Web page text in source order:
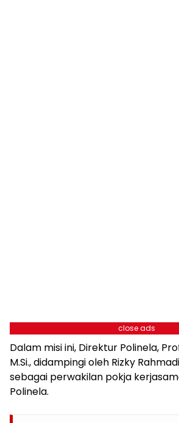
close ads
Dalam misi ini, Direktur Polinela,
M.Si., didampingi oleh Rizky Rahmadi,
sebagai perwakilan pokja
Polinela.